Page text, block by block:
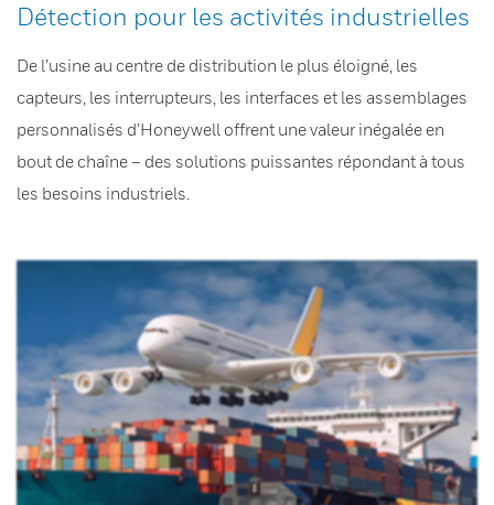
Détection pour les activités industrielles
De l’usine au centre de distribution le plus éloigné, les
capteurs, les interrupteurs, les interfaces et les assemblages
personnalisés d’Honeywell offrent une valeur inégalée en
bout de chaîne – des solutions puissantes répondant à tous
les besoins industriels.